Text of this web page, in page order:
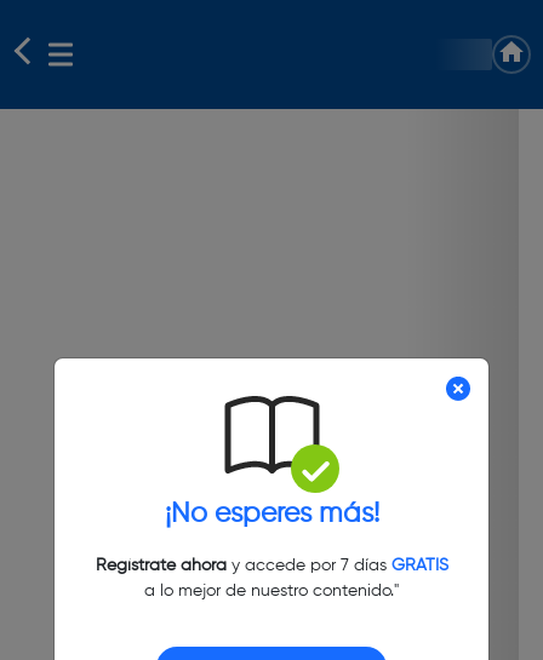
¡No esperes más!
Regístrate ahoray accede por 7 días GRATIS
a lo mejor de nuestro contenido."